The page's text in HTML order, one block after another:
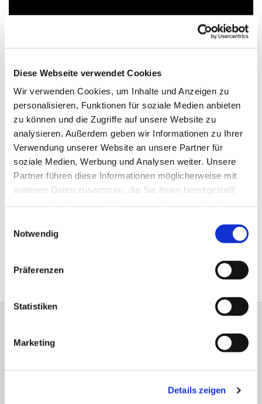
Diese Webseite verwendet Cookies
Wir verwenden Cookies, um Inhalte und Anzeigen zu
personalisieren, Funktionen für soziale Medien anbieten
zu können und die Zugriffe auf unsere Website zu
analysieren. Außerdem geben wir Informationen zu Ihrer
Verwendung unserer Website an unsere Partner für
soziale Medien, Werbung und Analysen weiter. Unsere
Partner führen diese Informationen möglicherweise mit
weiteren Daten zusammen, die Sie ihnen bereitgestellt
Notwendig
Präferenzen
Statistiken
Marketing
Details zeigen
Friedhofsverwaltung
Bodelschwinghstraße 4